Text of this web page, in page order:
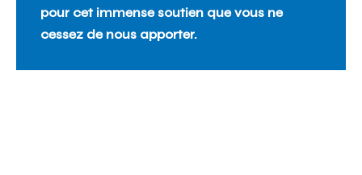
pour cet immense soutien que vous ne
cessez de nous apporter.